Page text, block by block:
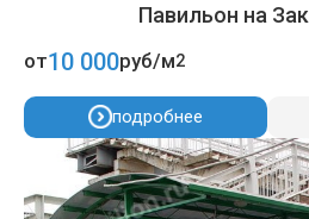
Павильон на
от10 000руб/м2
подробнее